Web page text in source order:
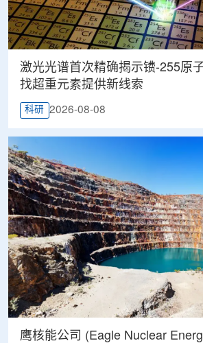
激光光谱首次精确揭示镄-255原
找超重元素提供新线索
科研 2026-08-08
鹰核能公司 (Eagle Nuclear